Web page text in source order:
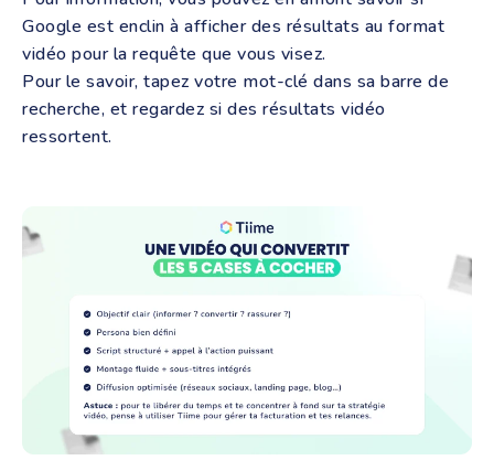
Google est enclin à afficher des résultats au format
vidéo pour la requête que vous visez.
Pour le savoir, tapez votre mot-clé dans sa barre de
recherche, et regardez si des résultats vidéo
ressortent.